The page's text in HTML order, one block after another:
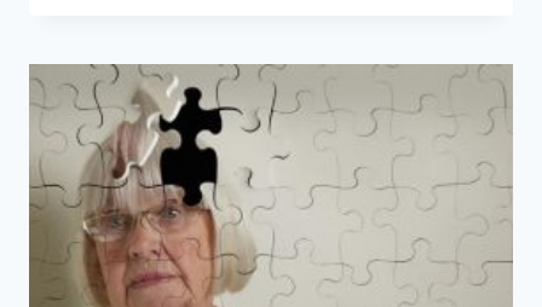
LA
COMPRA
DE
ANTITUMORALES
PERO
LOS
DIAGNÓSTICOS
DE
CÁNCER
NO